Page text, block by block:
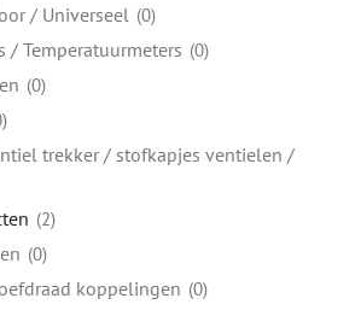
/ Universeel 0
/ Temperatuurmeters 0
0
trekker / stofkapjes ventielen /
2
0
koppelingen 0